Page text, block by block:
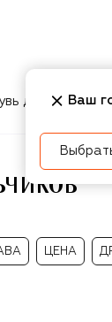
для
ЦЕНА
Ваш